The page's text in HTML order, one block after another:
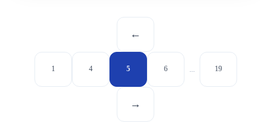
←
1 4 5 6 19
→